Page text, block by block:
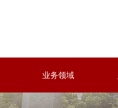
业务领域